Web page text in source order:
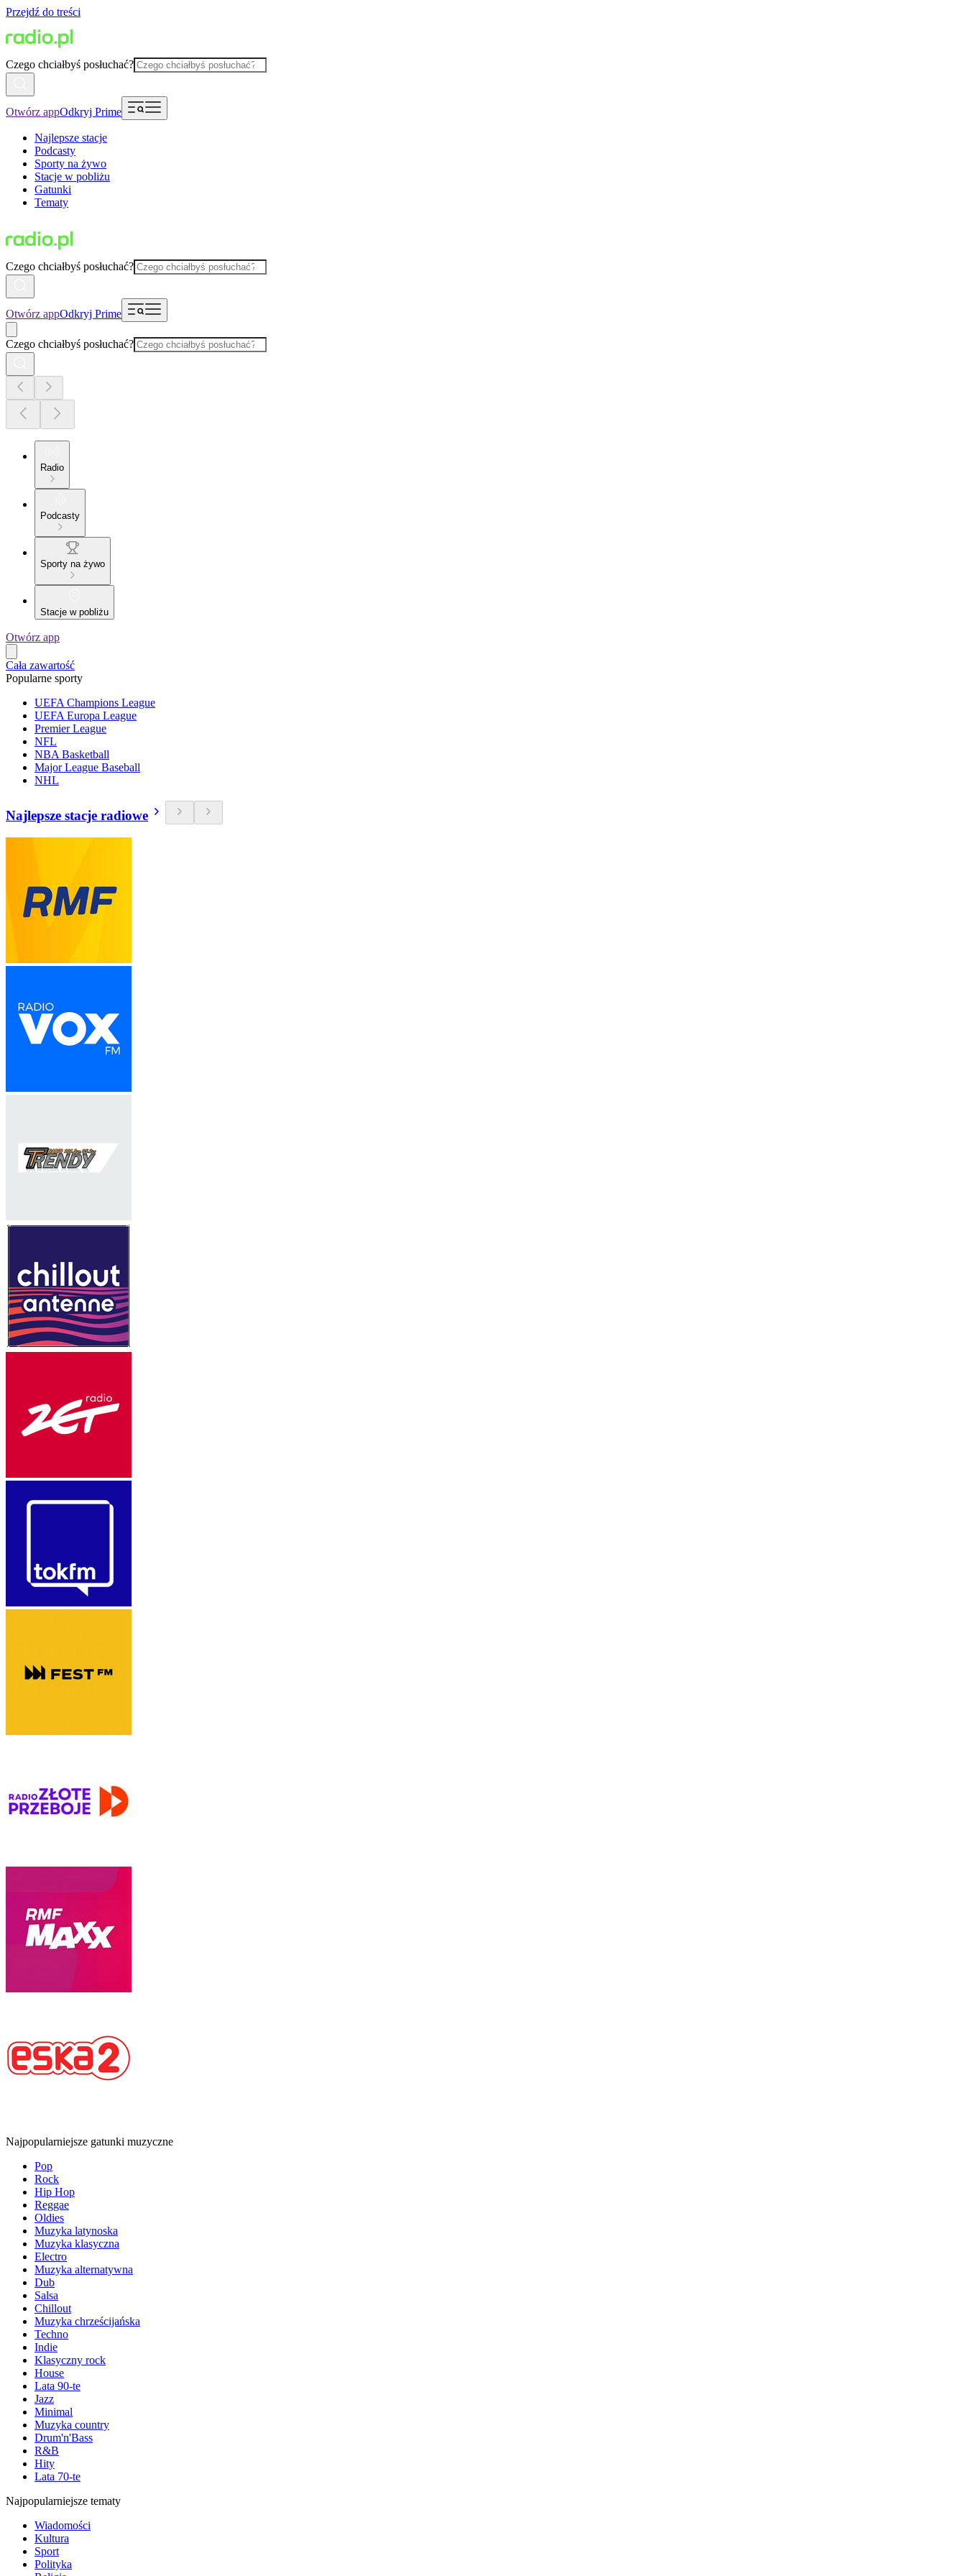
Przejdź do treści
Czego chciałbyś posłuchać?
Otwórz appOdkryj Prime
Najlepsze stacje
Podcasty
Sporty na żywo
Stacje w pobliżu
Gatunki
Tematy
Czego chciałbyś posłuchać?
Otwórz appOdkryj Prime
Czego chciałbyś posłuchać?
Radio
Podcasty
Sporty na żywo
Stacje w pobliżu
Otwórz app
Cała zawartość
Popularne sporty
UEFA Champions League
UEFA Europa League
Premier League
NFL
NBA Basketball
Major League Baseball
NHL
Najlepsze stacje radiowe
Najpopularniejsze gatunki muzyczne
Pop
Rock
Hip Hop
Reggae
Oldies
Muzyka latynoska
Muzyka klasyczna
Electro
Muzyka alternatywna
Dub
Salsa
Chillout
Muzyka chrześcijańska
Techno
Indie
Klasyczny rock
House
Lata 90-te
Jazz
Minimal
Muzyka country
Drum'n'Bass
R&B
Hity
Lata 70-te
Najpopularniejsze tematy
Wiadomości
Kultura
Sport
Polityka